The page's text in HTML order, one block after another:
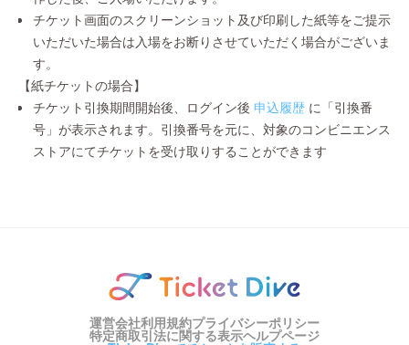
チケット画面のスクリーンショット及び印刷した紙等をご提示
いただいた場合は入場をお断りさせていただく場合がございま
す。
【紙チケットの場合】
チケット引換期間開始後、ログイン後 申込履歴 に「引換番
号」が表示されます。引換番号を元に、対象のコンビニエンス
ストアにてチケットを受け取りすることができます
運営会社利用規約プライバシーポリシー
特定商取引法に関する表示ヘルプページ